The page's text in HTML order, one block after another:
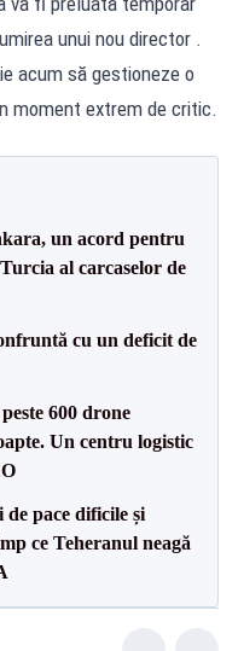
unui nou director .
acum să gestioneze o
moment extrem de critic.
un acord pentru
al carcaselor de
cu un deficit de
600 drone
Un centru logistic
pace dificile și
ce Teheranul neagă